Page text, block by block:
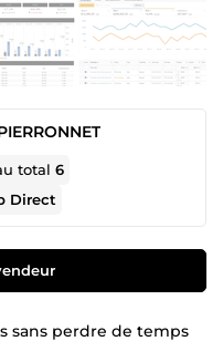
total6
Direct
sans perdre de temps